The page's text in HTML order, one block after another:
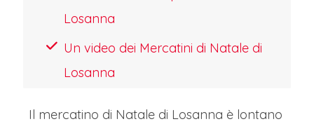
Losanna
Un video dei Mercatini di Natale di
Losanna
Il mercatino di Natale di Losanna è lontano